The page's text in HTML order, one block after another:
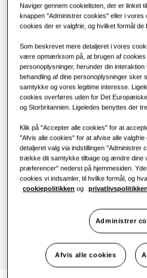
Detail
Restaurant
Kontor
One Samsung
Fjernbetjeninger
DVM S Eco Udendørs
AM040BXMDEH/EU
Tilgængelig kapacitet
11.2KW 14.0KW
33.5KW
Tilgængelig strøm
1 fase
Naviger gennem cookielisten, der er linket
knappen "Administrer cookies" eller i vores
cookies der er valgfrie, og hvilket formål de
Som beskrevet mere detaljeret i vores
være opmærksom på, at brugen af cookies
personoplysninger, herunder din
behandling af dine personoplysninger sker
samtykke og vores legitime interesse.
cookies overføres uden for Det
og Storbritannien. Ligeledes benyttes der
Klik på "Accepter alle cookies" for at
"Afvis alle cookies" for at afvise alle
detaljeret valg via indstillingen "Administrer
trække dit samtykke tilbage og ændre dine
præferencer" nederst på hjemmesiden.
cookies vi indsamler, til hvilke formål, og
cookiepolitikken og privatlivspolitikken
Administrer
Afvis alle cookies